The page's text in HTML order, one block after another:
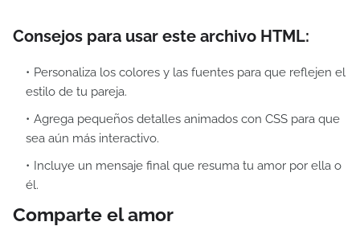
Consejos para usar este archivo HTML:
Personaliza los colores y las fuentes para que reflejen el
estilo de tu pareja.
Agrega pequeños detalles animados con CSS para que
sea aún más interactivo.
Incluye un mensaje final que resuma tu amor por ella o
él.
Comparte el amor